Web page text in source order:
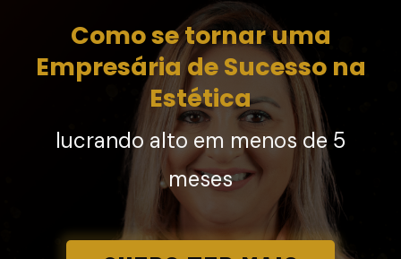
Como se tornar uma
Empresária de Sucesso na
Estética
lucrando alto em menos de 5
meses